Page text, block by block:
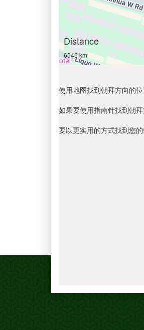
Distance
6545 km
使用地图找到朝拜方向的
如果要使用指南针找到朝
要以更实用的方式找到您